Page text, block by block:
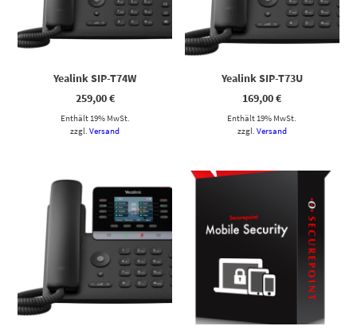
Yealink SIP-T74W
259,00€
Enthält 19% MwSt.
zzgl.Versand
Yealink SIP-T73U
169,00€
Enthält 19% MwSt.
zzgl. Versand